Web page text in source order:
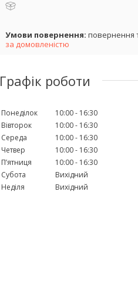
повернення
за домовленістю
Графік роботи
Понеділок 10:00
16:30
Вівторок
10:00
16:30
Середа
10:00
16:30
Четвер
10:00
16:30
Пʼятниця
10:00
16:30
Субота
Вихідний
Неділя
Вихідний